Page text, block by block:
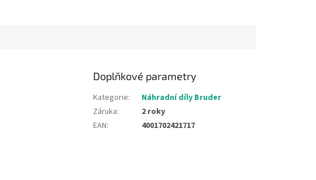
Doplňkové parametry
Kategorie:
Náhradní díly Bruder
Záruka:
2 roky
EAN: 4001702421717